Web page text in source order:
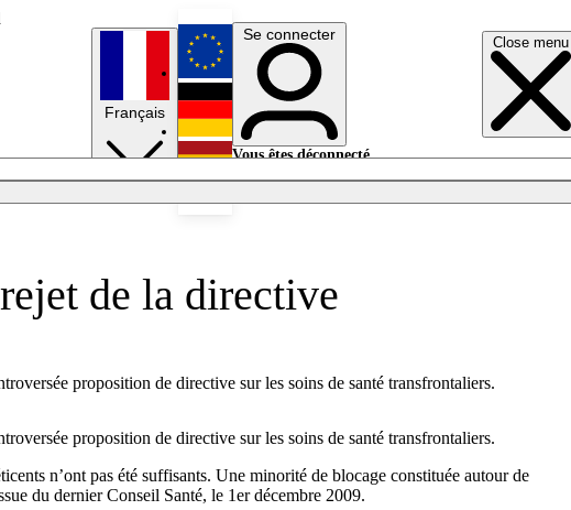
Close menu
Français
English
Deutsch
Se connecter
Vous êtes déconnecté.
de la directive
proposition de directive sur les soins de santé transfrontaliers.
proposition de directive sur les soins de santé transfrontaliers.
n’ont pas été suffisants. Une minorité de blocage constituée autour de
du dernier Conseil Santé, le 1er décembre 2009.